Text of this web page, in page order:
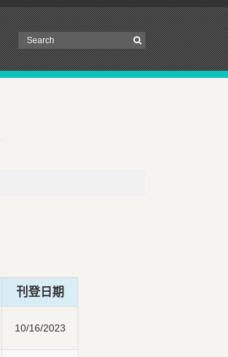
刊登日期
10/16/2023